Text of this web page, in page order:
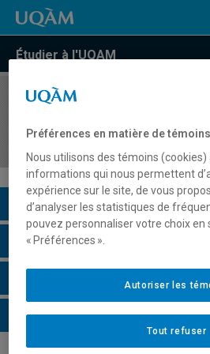
Étudier à l'UQAM
COURS//
mathématiques au secondaire
Description du cours
Horaire - Été 2026
Horaire - Automne 2026
Horaire - Hiver 2027
Préférences en matière de témoins
Nous utilisons des témoins
informations qui nous permettent
expérience sur le site, de vous
d’analyser les statistiques de
pouvez personnaliser votre choix en
« Préférences ».
Tout refuser
Autoriser les